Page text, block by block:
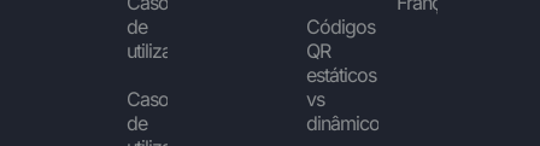
de
utilização
Casos
de
Códigos
QR
estáticos
vs
dinâmicos